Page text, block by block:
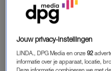
PROMOTIE VOOR
Ongeveer twee jaar geleden
haarzwangerschapsverlof.
een promotie beloofd. Haar
Jouw privacy-instellingen
LINDA., DPG Media en onze92
informatie over je apparaat, locatie,